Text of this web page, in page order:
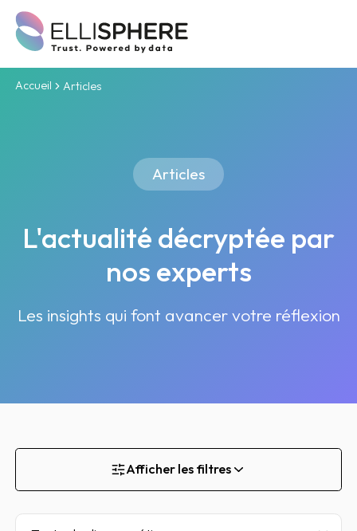
Accueil Articles
Articles
L'actualité décryptée par
nos experts
Les insights qui font avancer votre réflexion
Afficher les filtres